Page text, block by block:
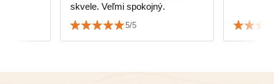
skvele. Veľmi spokojný.
5/5